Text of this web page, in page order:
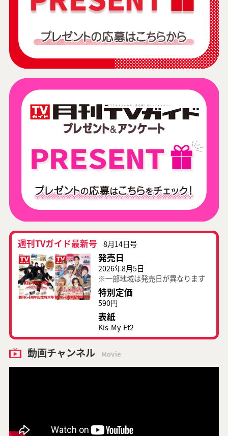
週刊TVガイド最新号 8月14日号
発売日
2026年8月5日
※一部地域は発売日が異なります
特別定価
590円
表紙
Kis-My-Ft2
動画チャンネル Movie